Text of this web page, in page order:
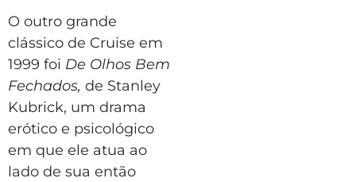
O outro grande
clássico de Cruise em
1999 foi De Olhos Bem
Fechados, de Stanley
Kubrick, um drama
erótico e psicológico
em que ele atua ao
lado de sua então